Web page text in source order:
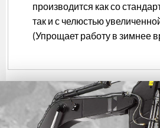
производится как со
так и с челюстью
(Упрощает работу в зимнее